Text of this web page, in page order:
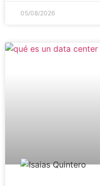
05/08/2026